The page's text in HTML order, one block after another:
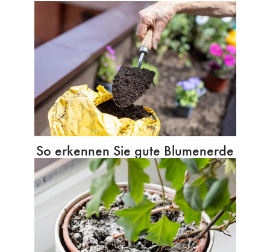
So erkennen Sie gute Blumenerde